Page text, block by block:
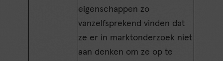
eigenschappen zo
vanzelfsprekend vinden dat
ze er in marktonderzoek niet
aan denken om ze op te